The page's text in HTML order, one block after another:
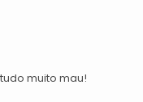
muito mau!